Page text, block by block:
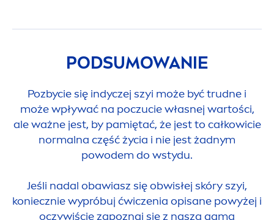
PODSUMOWANIE
Pozbycie się indyczej szyi może być trudne i
może wpływać na poczucie własnej wartości,
ale ważne jest, by pamiętać, że jest to całkowicie
normalna część życia i nie jest żadnym
powodem do wstydu.
Jeśli nadal obawiasz się obwisłej skóry szyi,
koniecznie wypróbuj ćwiczenia opisane powyżej i
oczywiście zapoznaj się z naszą gamą